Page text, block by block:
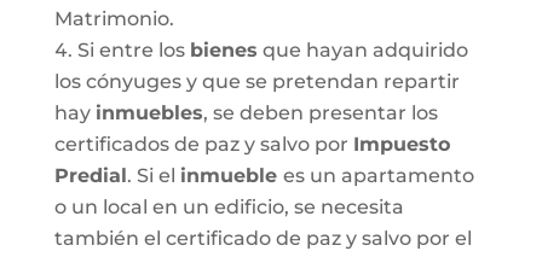
Matrimonio.
Si entre los bienes que hayan adquirido
los cónyuges y que se pretendan repartir
hay inmuebles, se deben presentar los
certificados de paz y salvo por Impuesto
Predial. Si el inmueble es un apartamento
o un local en un edificio, se necesita
también el certificado de paz y salvo por el